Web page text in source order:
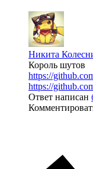
Никита
Король шутов
https://
https://
Ответ написан